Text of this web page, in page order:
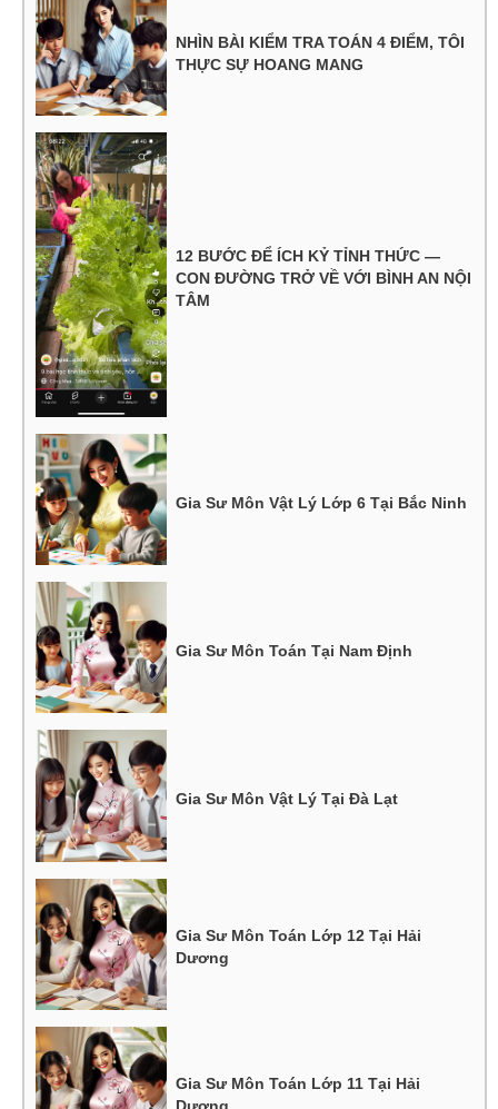
NHÌN BÀI KIỂM TRA TOÁN 4 ĐIỂM, TÔI
THỰC SỰ HOANG MANG
12 BƯỚC ĐỂ ÍCH KỶ TỈNH THỨC —
CON ĐƯỜNG TRỞ VỀ VỚI BÌNH AN NỘI
TÂM
Gia Sư Môn Vật Lý Lớp 6 Tại Bắc Ninh
Gia Sư Môn Toán Tại Nam Định
Gia Sư Môn Vật Lý Tại Đà Lạt
Gia Sư Môn Toán Lớp 12 Tại Hải
Dương
Gia Sư Môn Toán Lớp 11 Tại Hải